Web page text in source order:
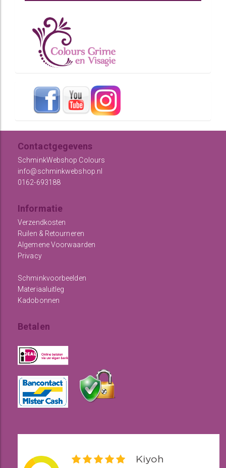
Contactgegevens
SchminkWebshop Colours
info@schminkwebshop.nl
0162-693188
Informatie
Verzendkosten
Ruilen & Retourneren
Algemene Voorwaarden
Privacy
Schminkvoorbeelden
Materiaaluitleg
Kadobonnen
Betalen